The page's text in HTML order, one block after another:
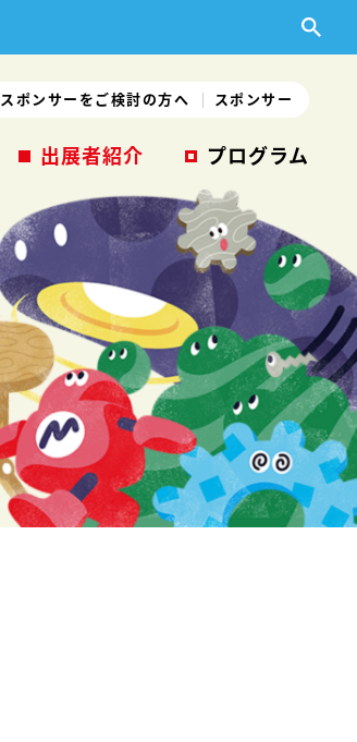
スポンサーをご検討の方へ スポンサー
出展者紹介 プログラム